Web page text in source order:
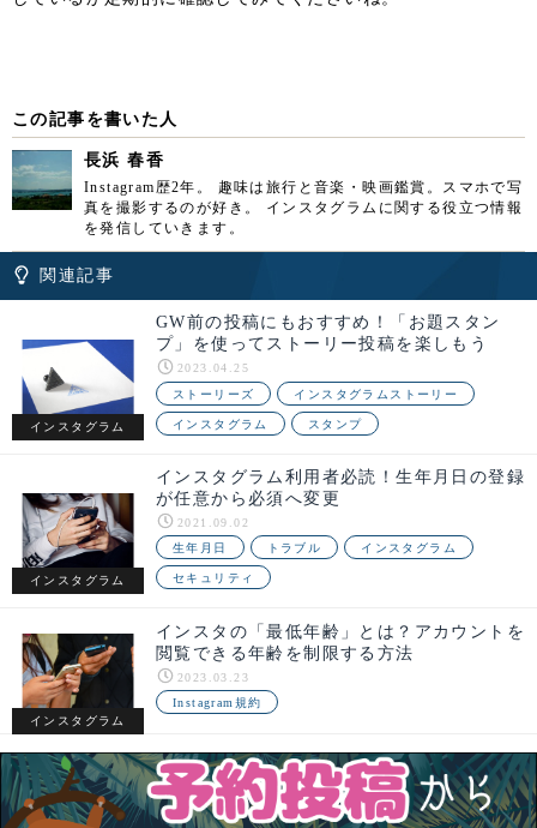
この記事を書いた人
長浜 春香
Instagram歴2年。 趣味は旅行と音楽・映画鑑賞。スマホで写
真を撮影するのが好き。 インスタグラムに関する役立つ情報
を発信していきます。
関連記事
インスタグラム
GW前の投稿にもおすすめ！「お題スタン
プ」を使ってストーリー投稿を楽しもう
2023.04.25
ストーリーズ
インスタグラムストーリー
インスタグラム スタンプ
インスタグラム
インスタグラム利用者必読！生年月日の登録
が任意から必須へ変更
2021.09.02
生年月日
トラブル インスタグラム
セキュリティ
インスタグラム
インスタの「最低年齢」とは？アカウントを
閲覧できる年齢を制限する方法
2023.03.23
Instagram規約